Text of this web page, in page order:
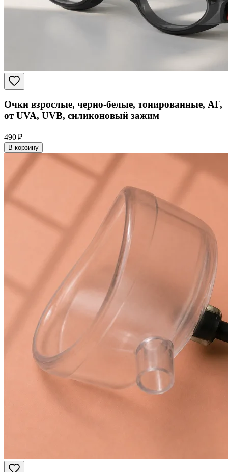
Очки взрослые, черно-белые, тонированные, AF,
от UVA, UVB, силиконовый зажим
490 ₽
В корзину